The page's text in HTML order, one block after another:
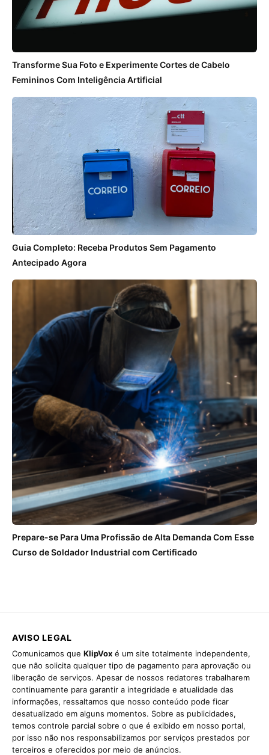
Transforme Sua Foto e Experimente Cortes de Cabelo
Femininos Com Inteligência Artificial
Guia Completo: Receba Produtos Sem Pagamento
Antecipado Agora
Prepare-se Para Uma Profissão de Alta Demanda Com Esse
Curso de Soldador Industrial com Certificado
AVISO LEGAL
Comunicamos que KlipVox é um site totalmente independente,
que não solicita qualquer tipo de pagamento para aprovação ou
liberação de serviços. Apesar de nossos redatores trabalharem
continuamente para garantir a integridade e atualidade das
informações, ressaltamos que nosso conteúdo pode ficar
desatualizado em alguns momentos. Sobre as publicidades,
temos controle parcial sobre o que é exibido em nosso portal,
por isso não nos responsabilizamos por serviços prestados por
terceiros e oferecidos por meio de anúncios.